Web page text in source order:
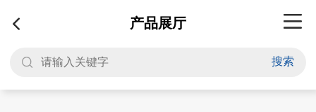
产品展厅
搜索